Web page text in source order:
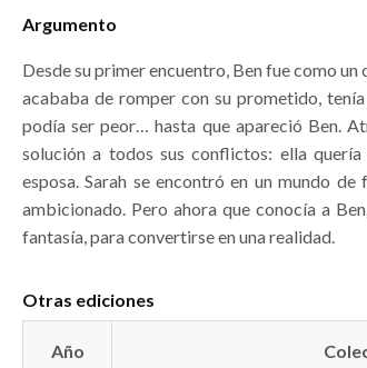
Argumento
Desde su primer encuentro, Ben fue como un
acababa de romper con su prometido,
podía ser peor… hasta que apareció Ben.
solución a todos sus conflictos: ella
esposa. Sarah se encontró en un mundo
ambicionado. Pero ahora que conocía a
fantasía, para convertirse en una realidad.
Otras ediciones
Año